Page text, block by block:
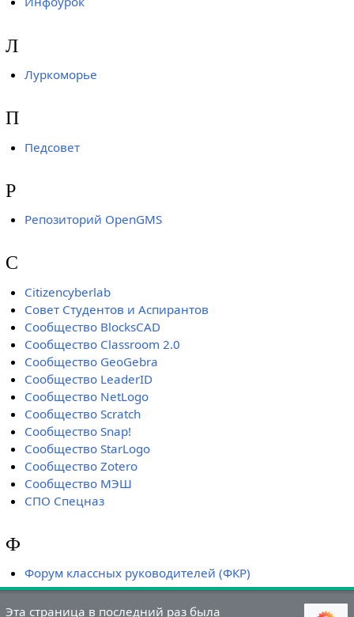
Л
Луркоморье
П
Педсовет
Р
Репозиторий OpenGMS
С
Сitizencyberlab
Совет Студентов и Аспирантов
Сообщество BlocksCAD
Сообщество Classroom 2.0
Сообщество GeoGebra
Сообщество LeaderID
Сообщество NetLogo
Сообщество Scratch
Сообщество Snap!
Сообщество StarLogo
Сообщество Zotero
Сообщество МЭШ
СПО Спецназ
Ф
Форум классных руководителей (ФКР)
Эта страница в последний раз была